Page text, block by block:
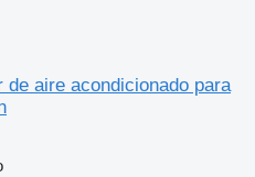
aire acondicionado para